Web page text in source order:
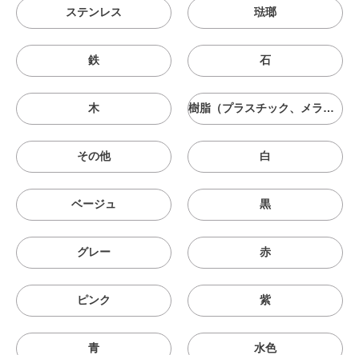
ステンレス 琺瑯
鉄 石
木 樹脂（プラスチック、メラニン、シリコン等）
その他 白
ベージュ 黒
グレー 赤
ピンク 紫
青 水色